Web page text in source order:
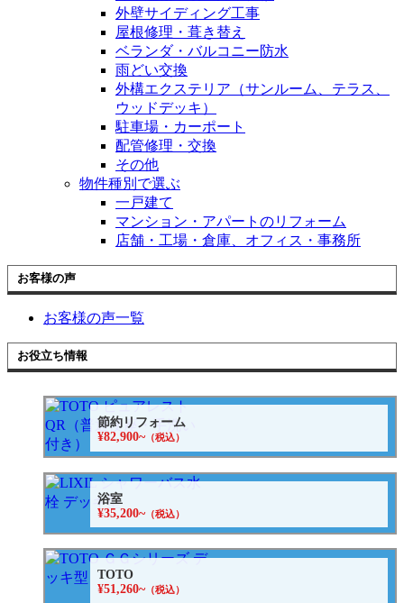
外壁サイディング工事
屋根修理・葺き替え
ベランダ・バルコニー防水
雨どい交換
外構エクステリア（サンルーム、テラス、
ウッドデッキ）
駐車場・カーポート
配管修理・交換
その他
物件種別で選ぶ
一戸建て
マンション・アパートのリフォーム
店舗・工場・倉庫、オフィス・事務所
お客様の声
お客様の声一覧
お役立ち情報
節約リフォーム
¥82,900~（税込）
浴室
¥35,200~（税込）
TOTO
¥51,260~（税込）